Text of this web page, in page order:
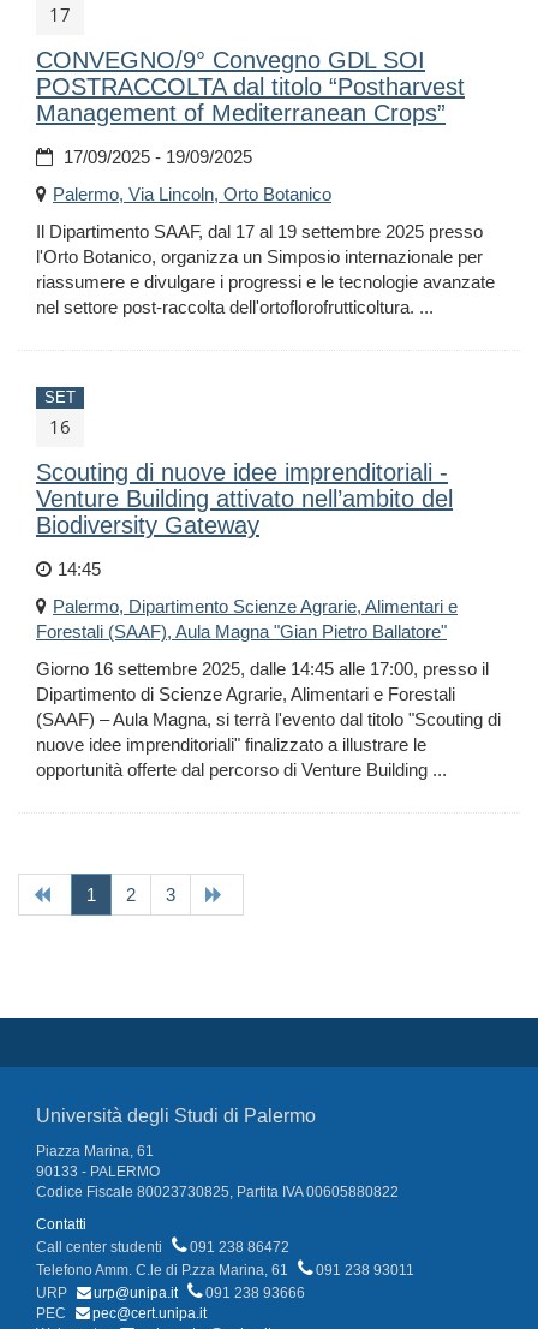
17
CONVEGNO/9° Convegno GDL SOI
POSTRACCOLTA dal titolo “Postharvest
Management of Mediterranean Crops”
17/09/2025 - 19/09/2025
Palermo, Via Lincoln, Orto Botanico
Il Dipartimento SAAF, dal 17 al 19 settembre 2025 presso
l'Orto Botanico, organizza un Simposio internazionale per
riassumere e divulgare i progressi e le tecnologie avanzate
nel settore post-raccolta dell'ortoflorofrutticoltura. ...
SET
16
Scouting di nuove idee imprenditoriali -
Venture Building attivato nell’ambito del
Biodiversity Gateway
14:45
Palermo, Dipartimento Scienze Agrarie, Alimentari e
Forestali (SAAF), Aula Magna "Gian Pietro Ballatore"
Giorno 16 settembre 2025, dalle 14:45 alle 17:00, presso il
Dipartimento di Scienze Agrarie, Alimentari e Forestali
(SAAF) – Aula Magna, si terrà l'evento dal titolo "Scouting di
nuove idee imprenditoriali" finalizzato a illustrare le
opportunità offerte dal percorso di Venture Building ...
1 (current)
2 3
Università degli Studi di Palermo
Piazza Marina, 61
90133 - PALERMO
Codice Fiscale 80023730825, Partita IVA 00605880822
Contatti
Call center studenti
091 238 86472
Telefono Amm. C.le di P.zza Marina, 61
091 238 93011
URP
urp@unipa.it
091 238 93666
PEC
pec@cert.unipa.it